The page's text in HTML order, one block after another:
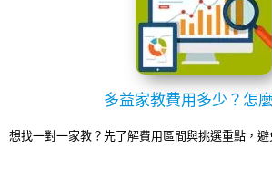
多益家教費用多少？怎
想找一對一家教？先了解費用區間與挑選重點，避